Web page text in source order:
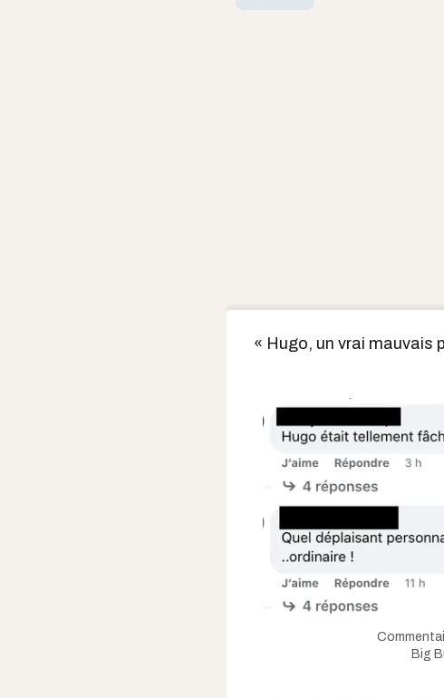
« Hugo, un vrai mauvais
Big